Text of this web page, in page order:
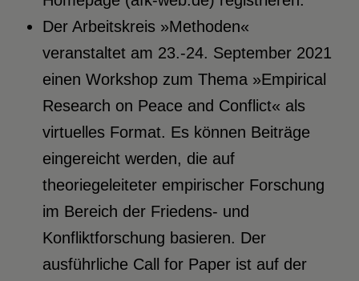
Der Arbeitskreis »Methoden«
veranstaltet am 23.-24. September 2021
einen Workshop zum Thema »Empirical
Research on Peace and Conflict« als
virtuelles Format. Es können Beiträge
eingereicht werden, die auf
theoriegeleiteter empirischer Forschung
im Bereich der Friedens- und
Konfliktforschung basieren. Der
ausführliche Call for Paper ist auf der